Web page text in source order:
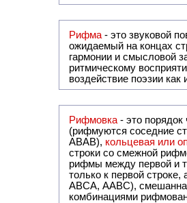
Рифма - это звуковой повтор, традиционно используемый в поэзии и, как
ожидаемый на концах
гармонии и смысловой
ритмическому
воздействие поэзии
Рифмовка - это
(рифмуются соседние
ABAB), кольцевая или
строки со смежной
рифмы между первой и
только к первой
ABCA, AABC), смешанная или вольная рифмовка (рифмовка в сложных строфах с различными
комбинациями